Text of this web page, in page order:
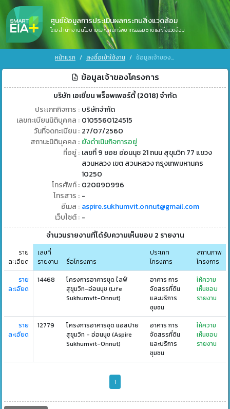
ศูนย์ข้อมูลการประเมินผลกระทบสิ่งแวดล้อม
โดย สำนักงานนโยบายและแผนทรัพยากรธรรมชาติและสิ่งแวดล้อม
หน้าแรก ลงชื่อเข้าใช้งาน ข้อมูลเจ้าของโครงการ
ข้อมูลเจ้าของโครงการ
บริษัท เอเชี่ยน พร็อพเพอร์ตี้ (2018) จำกัด
ประเภทกิจการ : บริษัทจำกัด
เลขทะเบียนนิติบุคคล : 0105560124515
วันที่จดทะเบียน : 27/07/2560
สถานะนิติบุคคล : ยังดำเนินกิจการอยู่
ที่อยู่ : เลขที่ 9 ซอย อ่อนนุช 21 ถนน สุขุมวิท 77 แขวง
สวนหลวง เขต สวนหลวง กรุงเทพมหานคร
10250
โทรศัพท์ : 020890996
โทรสาร : -
อีเมล : aspire.sukhumvit.onnut@gmail.com
เว็บไซต์ : -
จำนวนรายงานที่ได้รับความเห็นชอบ 2 รายงาน
ราย
ละเอียด
เลขที่
รายงาน
ชื่อโครงการ
ประเภท
โครงการ
สถานภาพ
โครงการ
ราย
ละเอียด
14468
โครงการอาคารชุด ไลฟ์
สุขุมวิท-อ่อนนุช (Life
Sukhumvit-Onnut)
อาคาร การ
จัดสรรที่ดิน
และบริการ
ชุมชน
ให้ความ
เห็นชอบ
รายงาน
ราย
ละเอียด
12779
โครงการอาคารชุด แอสปาย
สุขุมวิท - อ่อนนุช (Aspire
Sukhumvit-Onnut)
อาคาร การ
จัดสรรที่ดิน
และบริการ
ชุมชน
ให้ความ
เห็นชอบ
รายงาน
1